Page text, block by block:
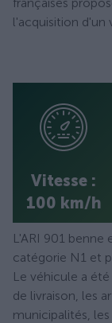
l'acquisition d'un
Vitesse :
100 km/h
L'ARI 901 benne
catégorie N1 et
Le véhicule a
de livraison, les
municipalités,